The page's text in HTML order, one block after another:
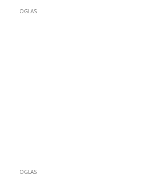
OGLAS
OGLAS